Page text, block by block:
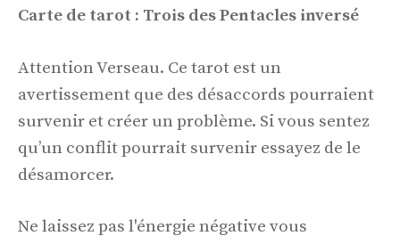
Carte de tarot : Trois des Pentacles inversé
Attention Verseau. Ce tarot est un
avertissement que des désaccords pourraient
survenir et créer un problème. Si vous sentez
qu’un conflit pourrait survenir essayez de le
désamorcer.
Ne laissez pas l'énergie négative vous